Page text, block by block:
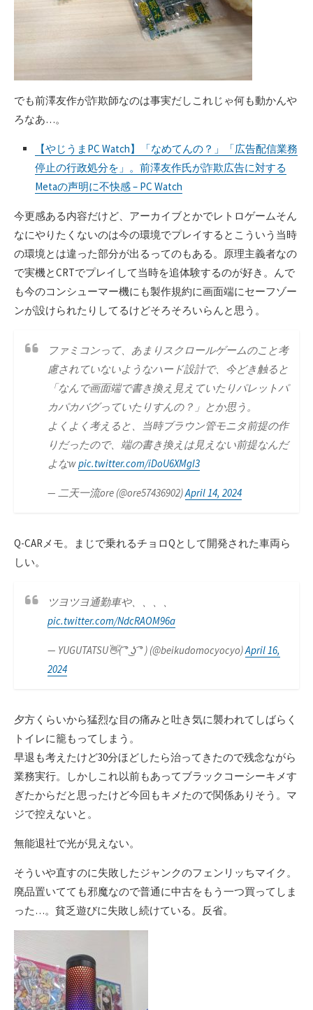
でも前澤友作が詐欺師なのは事実だしこれじゃ何も動かんや
ろなあ…。
【やじうまPC Watch】「なめてんの？」「広告配信業務
停止の行政処分を」。前澤友作氏が詐欺広告に対する
Metaの声明に不快感 – PC Watch
今更感ある内容だけど、アーカイブとかでレトロゲームそん
なにやりたくないのは今の環境でプレイするとこういう当時
の環境とは違った部分が出るってのもある。原理主義者なの
で実機とCRTでプレイして当時を追体験するのが好き。んで
も今のコンシューマー機にも製作規約に画面端にセーフゾー
ンが設けられたりしてるけどそろそろいらんと思う。
ファミコンって、あまりスクロールゲームのこと考
慮されていないようなハード設計で、今どき触ると
「なんで画面端で書き換え見えていたりパレットパ
カパカバグっていたりすんの？」とか思う。
よくよく考えると、当時ブラウン管モニタ前提の作
りだったので、端の書き換えは見えない前提なんだ
よなwpic.twitter.com/iDoU6XMgI3
— 二天一流ore (@ore57436902)April 14, 2024
Q-CARメモ。まじで乗れるチョロQとして開発された車両ら
しい。
ツヨツヨ通勤車や、、、、
pic.twitter.com/NdcRAOM96a
— YUGUTATSU👋( ͡° ͜ʖ ͡° ) (@beikudomocyocyo)April 16,
2024
夕方くらいから猛烈な目の痛みと吐き気に襲われてしばらく
トイレに籠もってしまう。
早退も考えたけど30分ほどしたら治ってきたので残念ながら
業務実行。しかしこれ以前もあってブラックコーシーキメす
ぎたからだと思ったけど今回もキメたので関係ありそう。マ
ジで控えないと。
無能退社で光が見えない。
そういや直すのに失敗したジャンクのフェンリッちマイク。
廃品置いてても邪魔なので普通に中古をもう一つ買ってしま
った…。貧乏遊びに失敗し続けている。反省。